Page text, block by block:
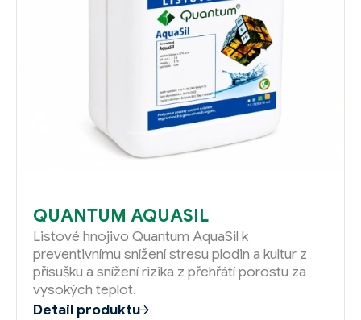
QUANTUM AQUASIL
Listové hnojivo Quantum AquaSil k
preventivnímu snížení stresu plodin a kultur z
přísušku a snížení rizika z přehřátí porostu za
vysokých teplot.
Detail produktu